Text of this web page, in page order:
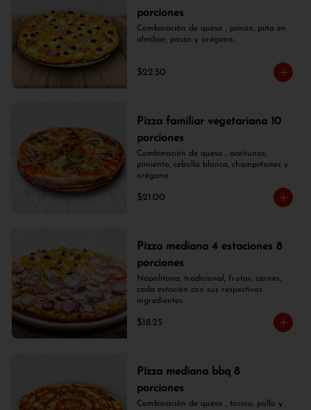
porciones
Combinación de queso , jamón, piña en
almíbar, pasas y orégano.
$22.50
Pizza familiar vegetariana 10
porciones
Combinación de queso , aceitunas,
pimiento, cebolla blanca, champiñones y
orégano.
$21.00
Pizza mediana 4 estaciones 8
porciones
Napolitana, tradicional, frutas, carnes,
cada estación con sus respectivos
ingredientes.
$18.25
Pizza mediana bbq 8
porciones
Combinación de queso , tocino, pollo y